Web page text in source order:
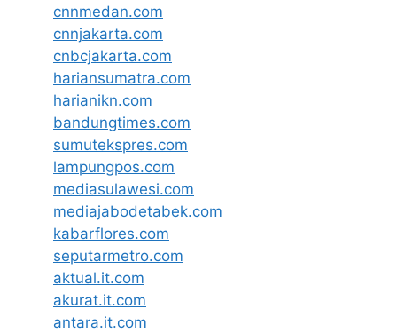
cnnmedan.com
cnnjakarta.com
cnbcjakarta.com
hariansumatra.com
harianikn.com
bandungtimes.com
sumutekspres.com
lampungpos.com
mediasulawesi.com
mediajabodetabek.com
kabarflores.com
seputarmetro.com
aktual.it.com
akurat.it.com
antara.it.com